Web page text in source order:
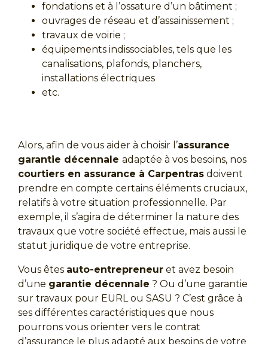
fondations et à l’ossature d’un bâtiment ;
ouvrages de réseau et d’assainissement ;
travaux de voirie ;
équipements indissociables, tels que les
canalisations, plafonds, planchers,
installations électriques
etc.
Alors, afin de vous aider à choisir l’assurance
garantie décennale adaptée à vos besoins, nos
courtiers en assurance à Carpentrasdoivent
prendre en compte certains éléments cruciaux,
relatifs à votre situation professionnelle. Par
exemple, il s’agira de déterminer la nature des
travaux que votre société effectue, mais aussi le
statut juridique de votre entreprise.
Vous êtes auto-entrepreneuret avez besoin
d’une garantie décennale ? Ou d’une garantie
sur travaux pour EURL ou SASU ? C’est grâce à
ses différentes caractéristiques que nous
pourrons vous orienter vers le contrat
d’assurance le plus adapté aux besoins de votre